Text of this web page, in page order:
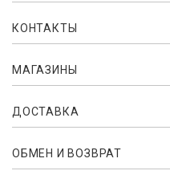
КОНТАКТЫ
МАГАЗИНЫ
ДОСТАВКА
ОБМЕН И ВОЗВРАТ